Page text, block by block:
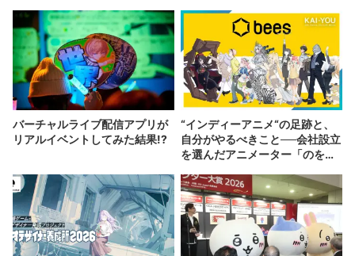
バーチャルライブ配信アプリが
リアルイベントしてみた結果!?
“インディーアニメ“の足跡と、
自分がやるべきこと──会社設立
を選んだアニメーター「のを